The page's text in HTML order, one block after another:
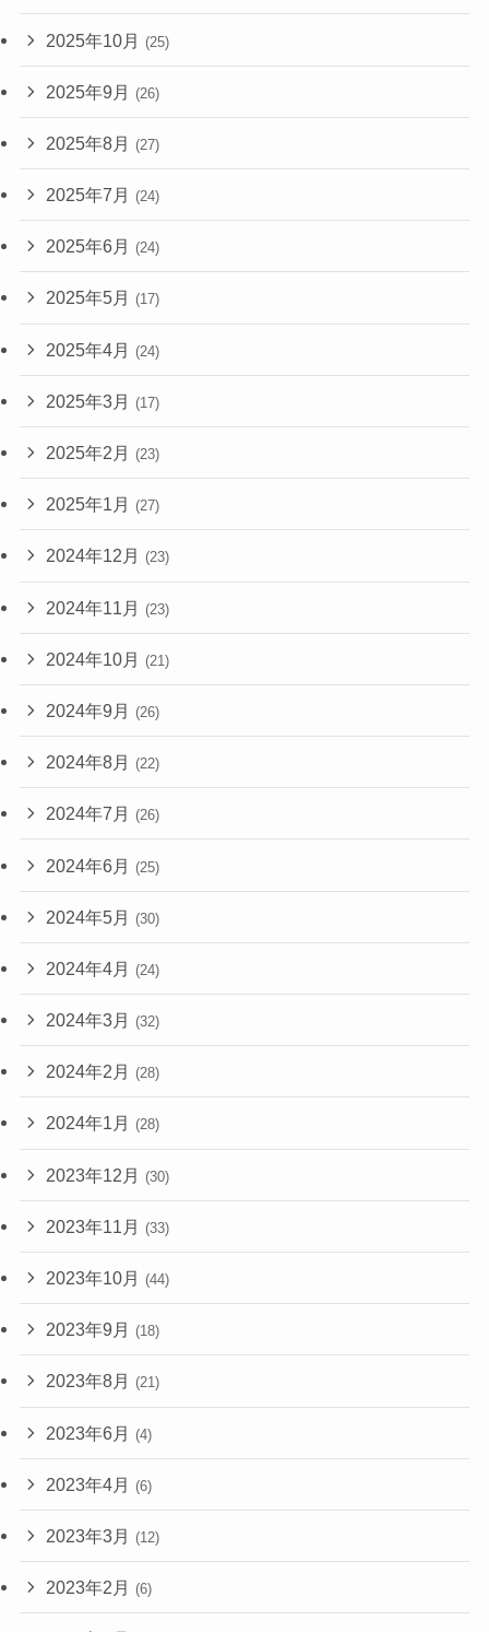
2025年10月 (25)
2025年9月 (26)
2025年8月 (27)
2025年7月 (24)
2025年6月 (24)
2025年5月 (17)
2025年4月 (24)
2025年3月 (17)
2025年2月 (23)
2025年1月 (27)
2024年12月 (23)
2024年11月 (23)
2024年10月 (21)
2024年9月 (26)
2024年8月 (22)
2024年7月 (26)
2024年6月 (25)
2024年5月 (30)
2024年4月 (24)
2024年3月 (32)
2024年2月 (28)
2024年1月 (28)
2023年12月 (30)
2023年11月 (33)
2023年10月 (44)
2023年9月 (18)
2023年8月 (21)
2023年6月 (4)
2023年4月 (6)
2023年3月 (12)
2023年2月 (6)